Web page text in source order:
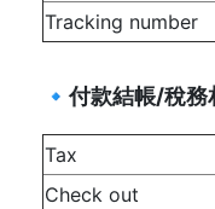
Tracking number
🔹付款結帳/稅務
Tax
Check out